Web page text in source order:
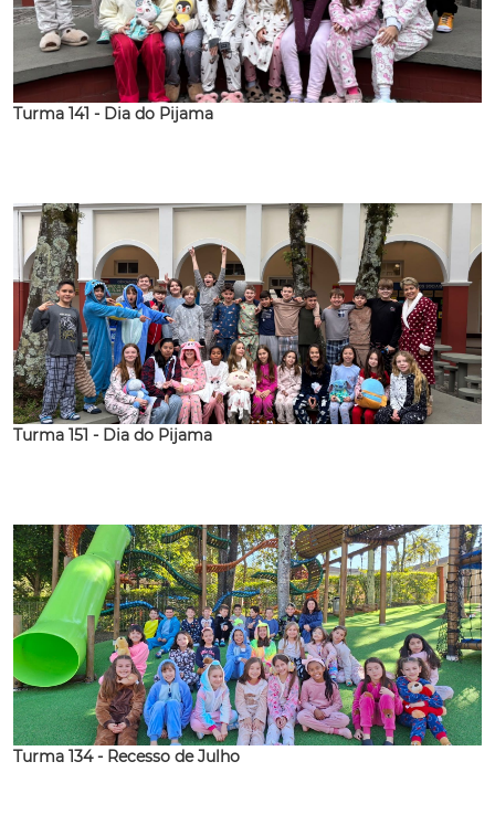
Turma 141 - Dia do Pijama
Turma 151 - Dia do Pijama
Turma 134 - Recesso de Julho